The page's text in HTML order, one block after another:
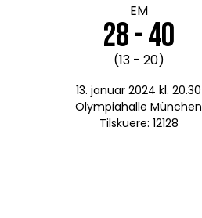
EM
28 - 40
(13 - 20)
13. januar 2024 kl. 20.30
Olympiahalle München
Tilskuere: 12128